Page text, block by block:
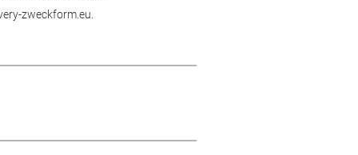
zweckform.eu.